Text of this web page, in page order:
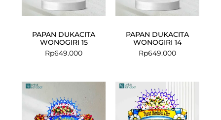
PAPAN DUKACITA
WONOGIRI 15
Rp649.000
PAPAN DUKACITA
WONOGIRI 14
Rp649.000